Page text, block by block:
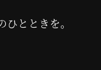
とときを。